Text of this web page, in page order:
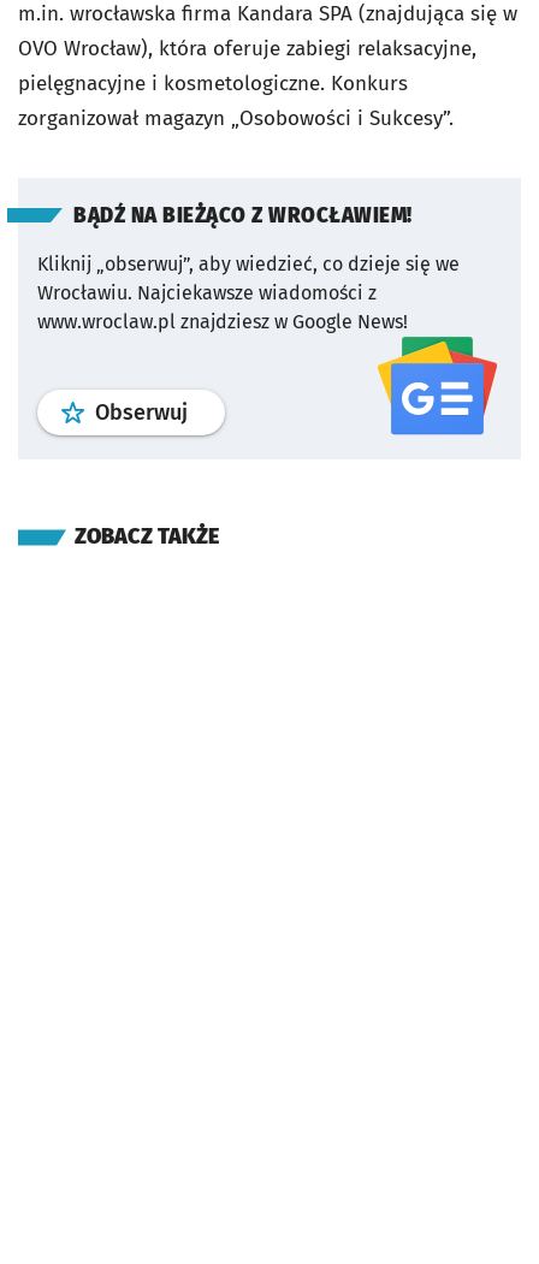
m.in. wrocławska firma Kandara SPA (znajdująca się w
OVO Wrocław), która oferuje zabiegi relaksacyjne,
pielęgnacyjne i kosmetologiczne. Konkurs
zorganizował magazyn „Osobowości i Sukcesy”.
BĄDŹ NA BIEŻĄCO Z WROCŁAWIEM!
Kliknij „obserwuj”, aby wiedzieć, co dzieje się we
Wrocławiu. Najciekawsze wiadomości z
www.wroclaw.pl znajdziesz w Google News!
Obserwuj profil serwisu
ZOBACZ TAKŻE